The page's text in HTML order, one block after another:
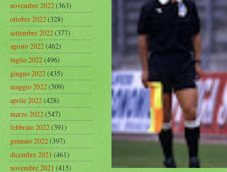
novembre 2022(363)
ottobre 2022(328)
settembre 2022(377)
agosto 2022(462)
luglio 2022(496)
giugno 2022(435)
maggio 2022(509)
aprile 2022(428)
marzo 2022(547)
febbraio 2022(391)
gennaio 2022(397)
dicembre 2021(461)
novembre 2021(415)